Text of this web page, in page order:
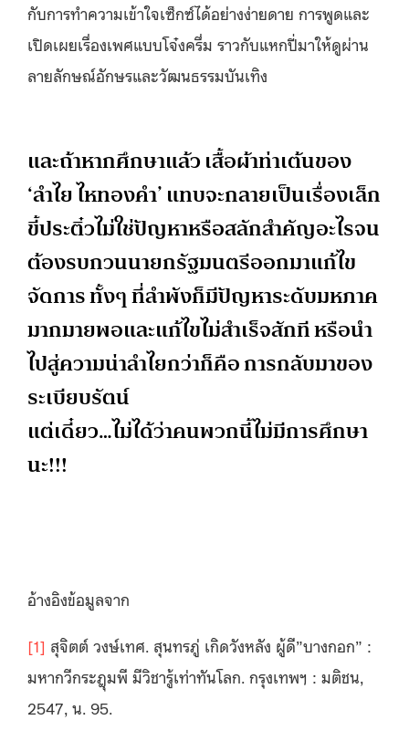
กับการทำความเข้าใจเซ็กซ์ได้อย่างง่ายดาย การพูดและ
เปิดเผยเรื่องเพศแบบโจ๋งครึ่ม ราวกับแหกปี่มาให้ดูผ่าน
ลายลักษณ์อักษรและวัฒนธรรมบันเทิง
และถ้าหากศึกษาแล้ว เสื้อผ้าท่าเต้นของ
‘ลำไย ไหทองคำ’ แทบจะกลายเป็นเรื่องเล็ก
ขี้ประติ๋วไม่ใช่ปัญหาหรือสลักสำคัญอะไรจน
ต้องรบกวนนายกรัฐมนตรีออกมาแก้ไข
จัดการ ทั้งๆ ที่ลำพังก็มีปัญหาระดับมหภาค
มากมายพอและแก้ไขไม่สำเร็จสักที หรือนำ
ไปสู่ความน่าลำไยกว่าก็คือ การกลับมาของ
ระเบียบรัตน์
แต่เดี๋ยว…ไม่ได้ว่าคนพวกนี้ไม่มีการศึกษา
นะ!!!
อ้างอิงข้อมูลจาก
[1] สุจิตต์ วงษ์เทศ. สุนทรภู่ เกิดวังหลัง ผู้ดี”บางกอก” :
มหากวีกระฎุมพี มีวิชารู้เท่าทันโลก. กรุงเทพฯ : มติชน,
2547, น. 95.